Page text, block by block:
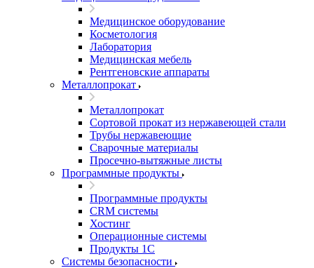
Медицинское оборудование
Косметология
Лаборатория
Медицинская мебель
Рентгеновские аппараты
Металлопрокат
Металлопрокат
Сортовой прокат из нержавеющей стали
Трубы нержавеющие
Сварочные материалы
Просечно-вытяжные листы
Программные продукты
Программные продукты
CRM системы
Хостинг
Операционные системы
Продукты 1С
Системы безопасности